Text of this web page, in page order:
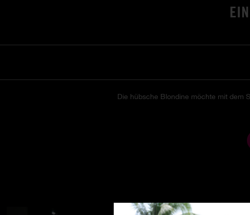
Die hübsche Blondine möchte mit dem